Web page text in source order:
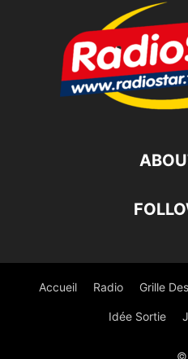
Accueil Radio Grille
Idée Sortie
©